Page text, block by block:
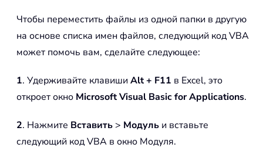
Чтобы переместить файлы из одной папки в другую
на основе списка имен файлов, следующий код VBA
может помочь вам, сделайте следующее:
1. Удерживайте клавиши Alt + F11 в Excel, это
откроет окно Microsoft Visual Basic for Applications.
2. Нажмите Вставить > Модуль и вставьте
следующий код VBA в окно Модуля.